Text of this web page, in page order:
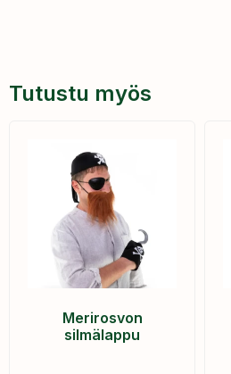
Tutustu myös
Merirosvon
silmälappu